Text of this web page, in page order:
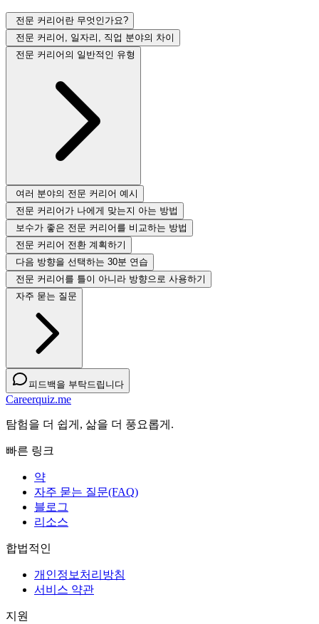
전문 커리어란 무엇인가요?
전문 커리어, 일자리, 직업 분야의 차이
전문 커리어의 일반적인 유형
여러 분야의 전문 커리어 예시
전문 커리어가 나에게 맞는지 아는 방법
보수가 좋은 전문 커리어를 비교하는 방법
전문 커리어 전환 계획하기
다음 방향을 선택하는 30분 연습
전문 커리어를 틀이 아니라 방향으로 사용하기
자주 묻는 질문
피드백을 부탁드립니다
Careerquiz.me
탐험을 더 쉽게, 삶을 더 풍요롭게.
빠른 링크
약
자주 묻는 질문(FAQ)
블로그
리소스
합법적인
개인정보처리방침
서비스 약관
지원